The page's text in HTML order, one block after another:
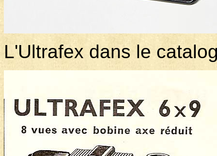
L'Ultrafex dans le